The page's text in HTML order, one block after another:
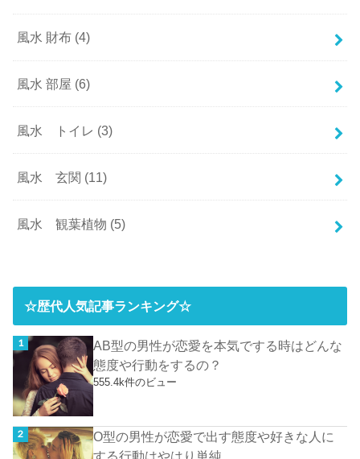
風水 財布 (4)
風水 部屋 (6)
風水 トイレ (3)
風水 玄関 (11)
風水 観葉植物 (5)
☆歴代人気記事ランキング☆
AB型の男性が恋愛を本気でする時はどんな
態度や行動をするの？
555.4k件のビュー
O型の男性が恋愛で出す態度や好きな人に
する行動はやはり単純